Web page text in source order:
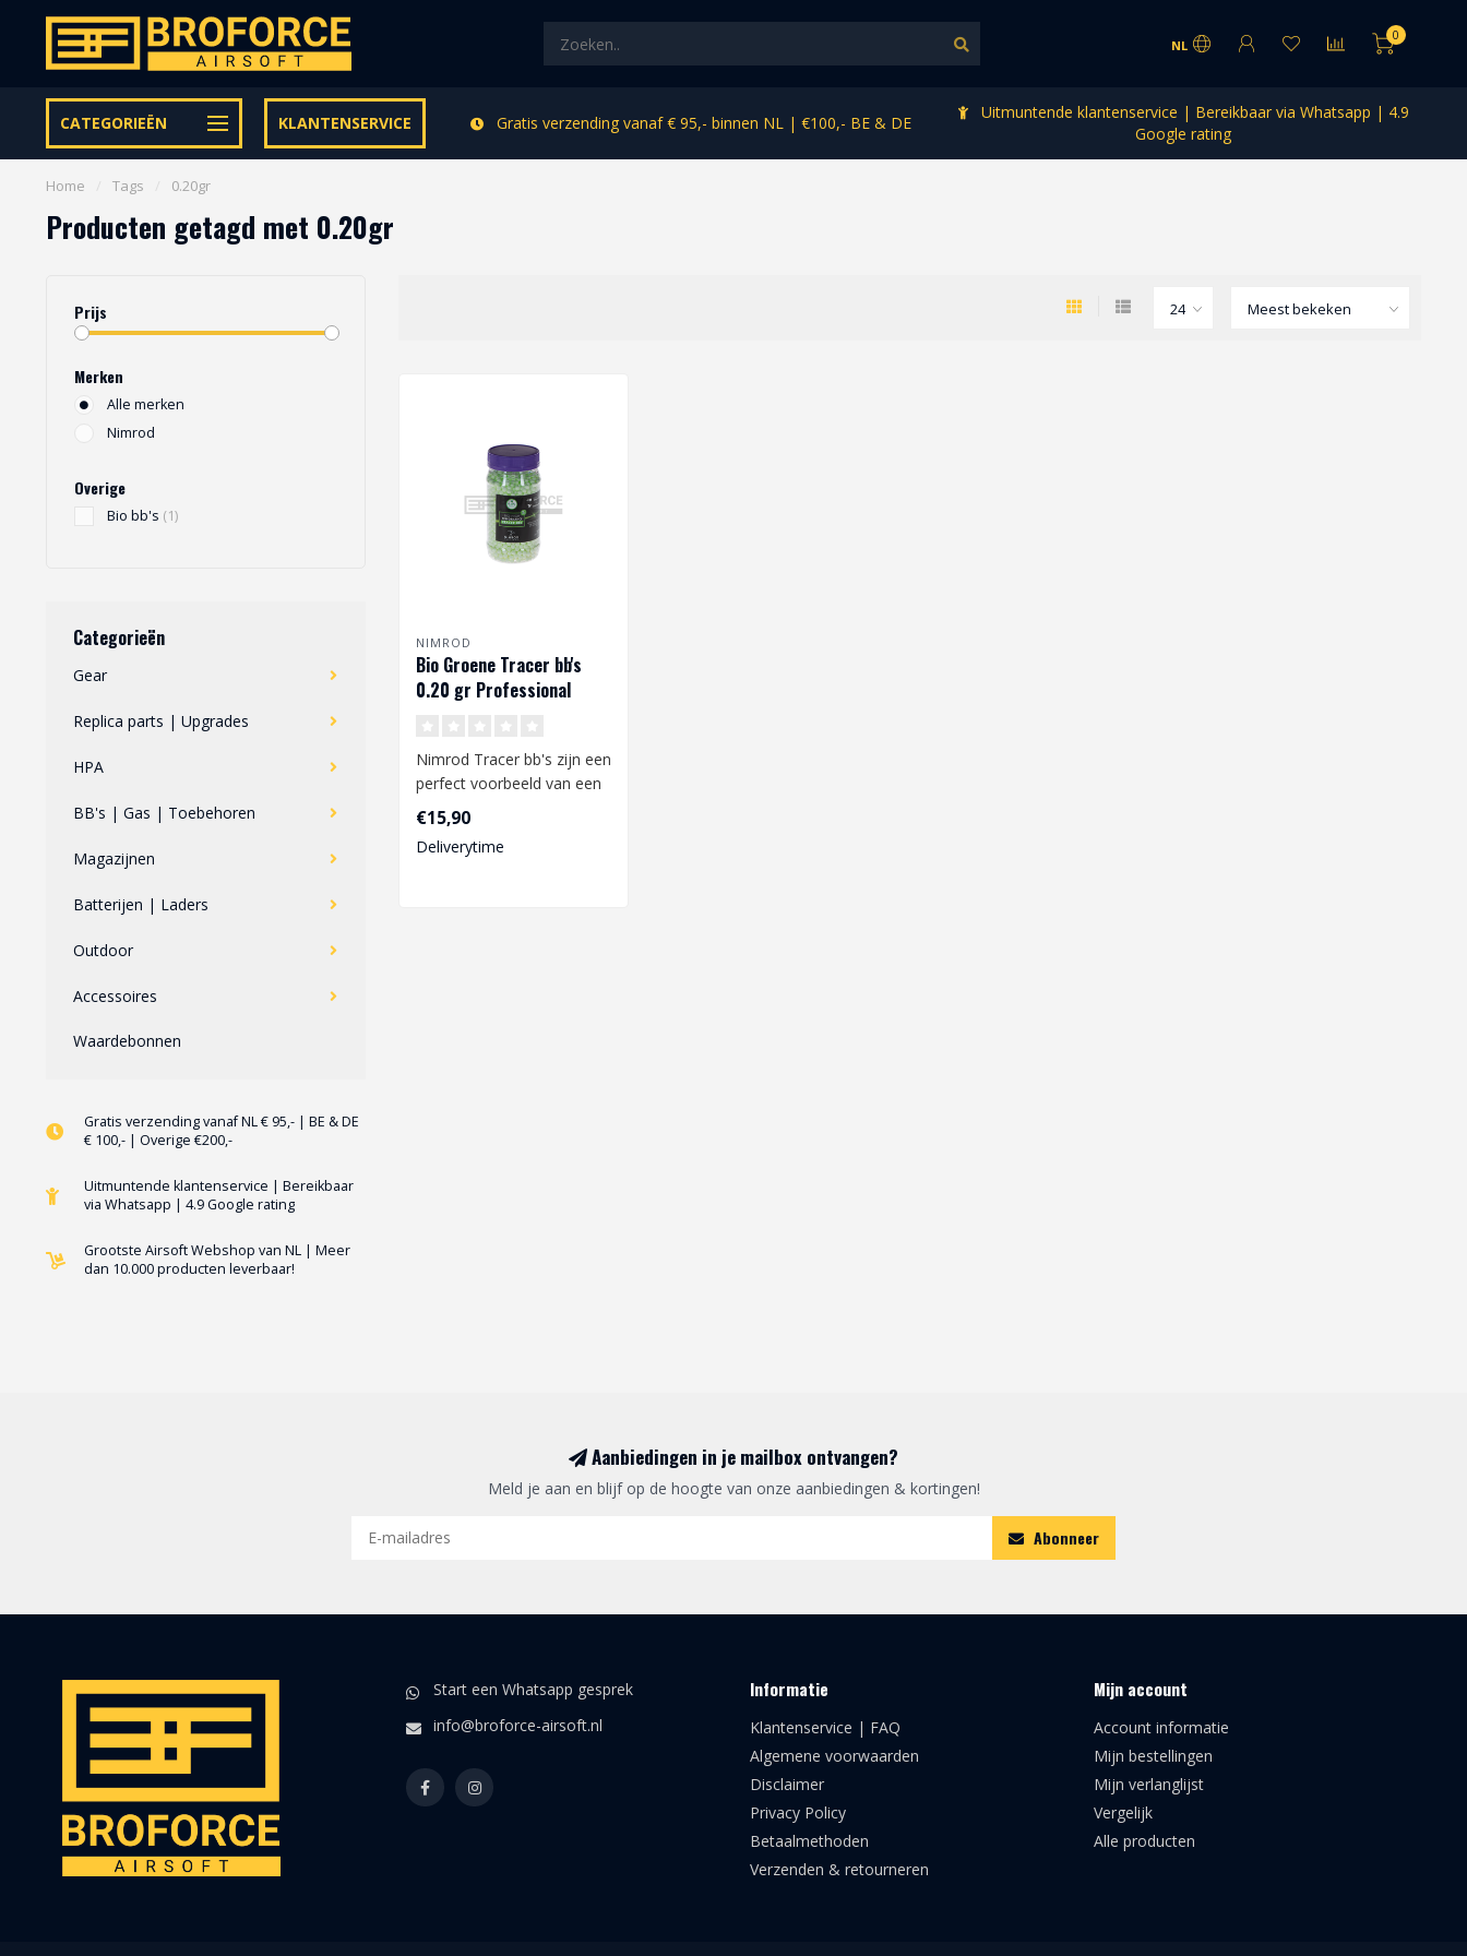
NL
0
CATEGORIEËN KLANTENSERVICE
Let op onze speciale Facebook/Instagram aanbiedingen Gratis verzending vanaf € 95,- binnen NL | €100,- BE & DE
Uitmuntende klantenservice | Bereikbaar via Whatsapp | 4.9
Google rating
Home Tags 0.20gr
Producten getagd met 0.20gr
Prijs
Merken
Alle merken
Nimrod
Overige
Bio bb's (1)
Categorieën
Gear
Replica parts | Upgrades
HPA
BB's | Gas | Toebehoren
Magazijnen
Batterijen | Laders
Outdoor
Accessoires
Waardebonnen
Gratis verzending vanaf NL € 95,- | BE & DE
€ 100,- | Overige €200,-
Uitmuntende klantenservice | Bereikbaar
via Whatsapp | 4.9 Google rating
Grootste Airsoft Webshop van NL | Meer
dan 10.000 producten leverbaar!
NIMROD
Bio Groene Tracer bb's
0.20 gr Professional
Nimrod Tracer bb's zijn een
perfect voorbeeld van een
goede kwalitatieve bbs
voo..
€15,90
Deliverytime
Aanbiedingen in je mailbox ontvangen?
Meld je aan en blijf op de hoogte van onze aanbiedingen & kortingen!
Abonneer
Start een Whatsapp gesprek
info@broforce-airsoft.nl
Informatie
Klantenservice | FAQ
Algemene voorwaarden
Disclaimer
Privacy Policy
Betaalmethoden
Verzenden & retourneren
Mijn account
Account informatie
Mijn bestellingen
Mijn verlanglijst
Vergelijk
Alle producten